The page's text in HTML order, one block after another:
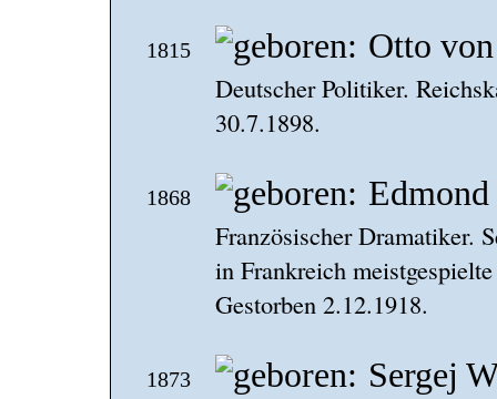
1815 Otto
Deutscher Politiker.
30.7.1898.
1868 Edmond
Französischer Dramatiker.
in Frankreich
Gestorben 2.12.1918.
1873 Sergej